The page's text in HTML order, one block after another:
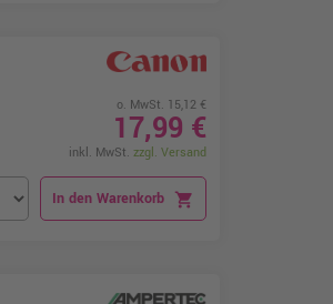
o. MwSt. 15,12 €
17,99 €
inkl. MwSt. zzgl. Versand
In den Warenkorb shopping_cart